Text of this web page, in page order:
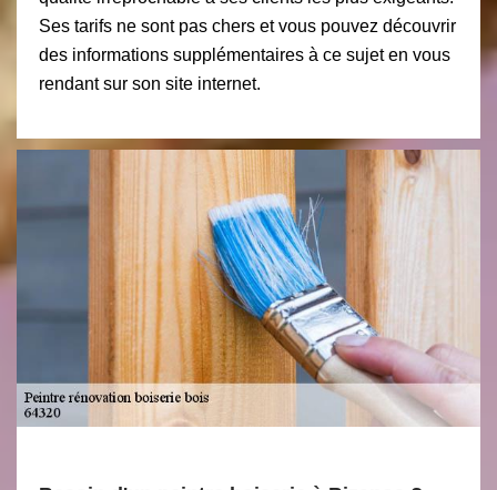
Ses tarifs ne sont pas chers et vous pouvez découvrir
des informations supplémentaires à ce sujet en vous
rendant sur son site internet.